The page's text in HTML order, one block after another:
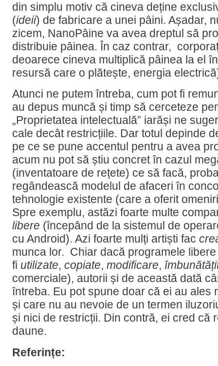
din simplu motiv că cineva deține
(ideii) de fabricare a unei pâini. Așadar,
zicem, NanoPâine va avea dreptul să
distribuie pâinea. În caz contrar,
deoarece cineva multiplică pâinea la el
resursă care o plătește, energia
Atunci ne putem întreba, cum pot fi
au depus muncă și timp să cerceteze
„Proprietatea intelectuală” iarăși ne
cale decât restricțiile. Dar totul depinde
pe ce se pune accentul pentru a avea
acum nu pot să știu concret în cazul
(inventatoare de rețete) ce să facă,
regândească modelul de afaceri în
tehnologie existente (care a oferit
Spre exemplu, astăzi foarte multe
libere (începând de la sistemul de
cu Android). Azi foarte mulți artiști fac
munca lor. Chiar dacă programele
fi utilizate, copiate, modificare,
comerciale), autorii și de această dată
întreba. Eu pot spune doar că ei au ales
și care nu au nevoie de un termen
și nici de restricții. Din contră, ei cred că
daune.
Referințe: